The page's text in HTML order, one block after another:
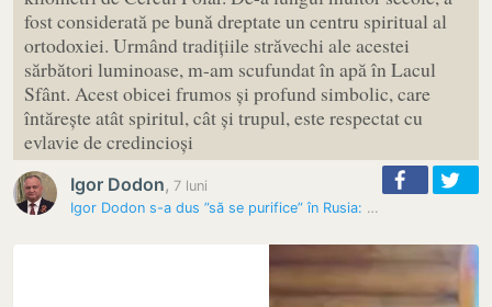
fost considerată pe bună dreptate un centru spiritual al
ortodoxiei. Urmând tradițiile străvechi ale acestei
sărbători luminoase, m-am scufundat în apă în Lacul
Sfânt. Acest obicei frumos și profund simbolic, care
întărește atât spiritul, cât și trupul, este respectat cu
evlavie de credincioși
Igor Dodon, 7 luni
Igor Dodon s-a dus ”să se purifice” în Rusia: Baie de Boboteaza la…